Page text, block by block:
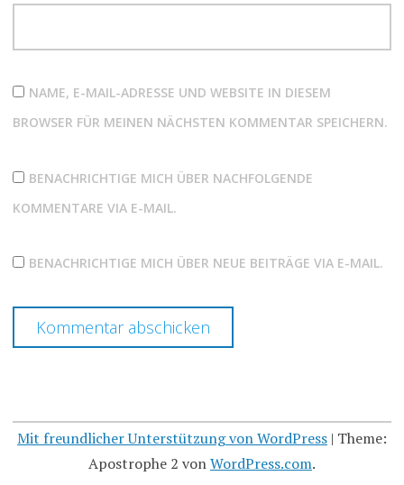
NAME, E-MAIL-ADRESSE UND WEBSITE IN DIESEM
BROWSER FÜR MEINEN NÄCHSTEN KOMMENTAR SPEICHERN.
BENACHRICHTIGE MICH ÜBER NACHFOLGENDE
KOMMENTARE VIA E-MAIL.
BENACHRICHTIGE MICH ÜBER NEUE BEITRÄGE VIA E-MAIL.
Mit freundlicher Unterstützung von WordPress | Theme:
Apostrophe 2 vonWordPress.com.